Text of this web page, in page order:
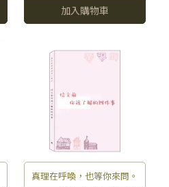
加入購物車
真理在呼喚，也等你來問。